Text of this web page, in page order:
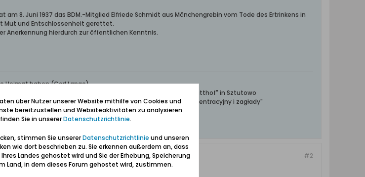
am 8. Juni 1937 das BDM.-Mitglied Elfriede Schmidt aus Mönchengrebin vom Tode des Ertrinkens in
Mut und Entschlossenheit gerettet.
Anerkennung hierdurch zur öffentlichen Kenntnis.
Heimat haben (Carl Lange)
der Gedenkstätte/Museum "Deutsches Konzentrationslager Stutthof" in Sztutowo
Stutthof w Sztutowie - Niemiecki nazistowski obóz koncentracyjny i zagłady"
#2
über Nutzer unserer Website mithilfe von Cookies und
bereitzustellen und Websiteaktivitäten zu analysieren.
Sie in unsererDatenschutzrichtlinie.
stimmen Sie unsererDatenschutzrichtlinie und unseren
wie dort beschrieben zu. Sie erkennen außerdem an, dass
Landes gehostet wird und Sie der Erhebung, Speicherung
Land, in dem dieses Forum gehostet wird, zustimmen.